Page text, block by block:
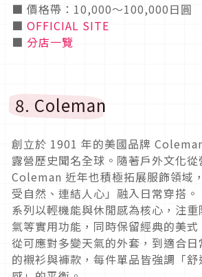
■ 價格帶：10,000〜100,000日圓
■ OFFICIAL SITE
■ 分店一覽
8. Coleman
創立於 1901 年的美國品牌
露營歷史聞名全球。隨著戶外文化從
Coleman 近年也積極拓展服飾領域
受自然、連結人心」融入日常穿搭
系列以輕機能與休閒感為核心，注
氣等實用功能，同時保留經典的美
從可應對多變天氣的外套，到適合
的襯衫與褲款，每件單品皆強調「